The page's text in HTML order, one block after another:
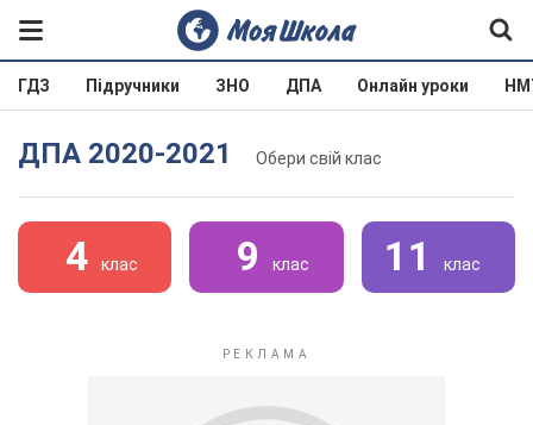
ГДЗ Підручники ЗНО ДПА Онлайн уроки
ДПА 2020-2021 Обери свій клас
4 клас 9 клас 11 клас